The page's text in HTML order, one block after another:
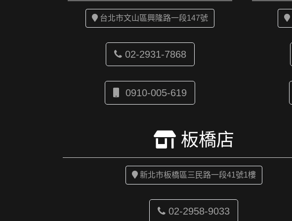
台北市文山區興隆路一段147號
02-2931-7868
0910-005-619
板橋店
新北市板橋區三民路一段41號1樓
02-2958-9033